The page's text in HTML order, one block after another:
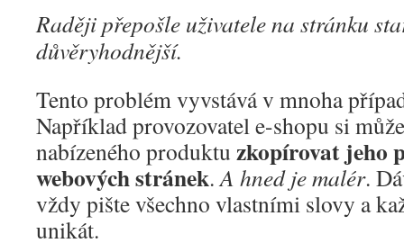
Raději přepošle uživatele na stránku
důvěryhodnější.
Tento problém vyvstává v mnoha
Například provozovatel e-shopu si
nabízeného produktu zkopírovat jeho
webových stránek.A hned je malér.
vždy pište všechno vlastními slovy a
unikát.